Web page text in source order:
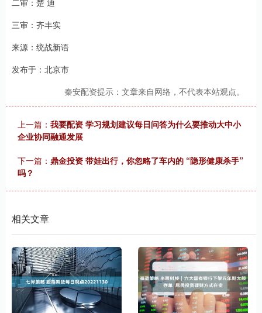
二审：楚 迪
三审：齐丰实
来源：统战新语
发布于：北京市
秦安配资提示：文章来自网络，不代表本站观点。
上一篇： 我要配资 学习规划建议每日问答为什么要推动大中小
企业协同融通发展
下一篇： 鼎金投资 带娃出行，你忽略了车内的 “隐形健康杀手”
吗？
相关文章